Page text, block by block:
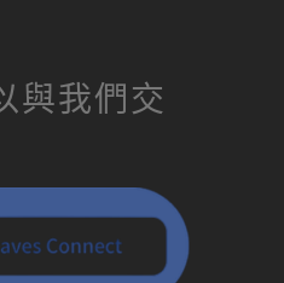
與我們交